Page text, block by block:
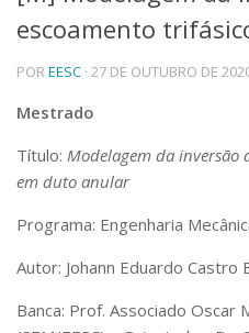
Telefones e Mapas
Pessoas
Ensino
Graduação
Educação a distância
Cursos de Extensão
Centros, Núcleos e Projetos
Iniciação Científica
escoamento
POREESC · 27 DE OUTUBRO DE
Mestrado
Título: Modelagem da inversão
em duto anular
Programa: Engenharia
Autor: Johann Eduardo Castro
Banca: Prof. Associado Oscar